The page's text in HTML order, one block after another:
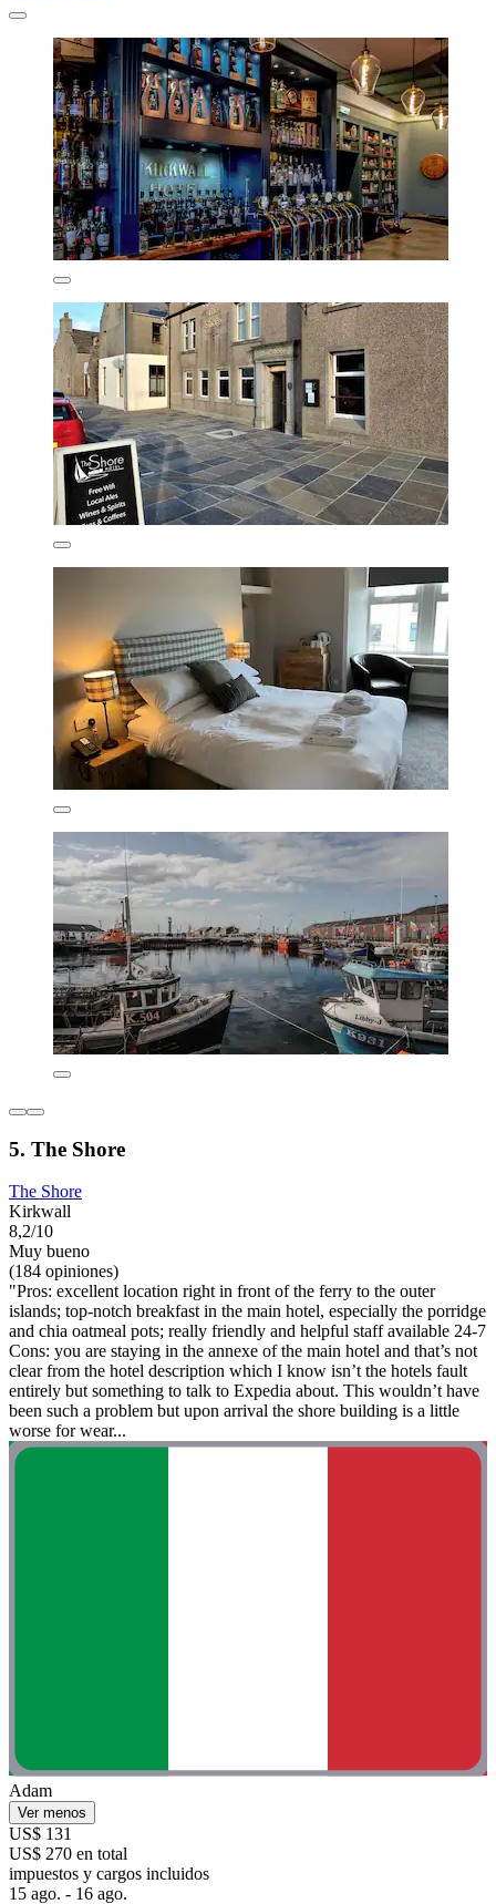
5. The Shore
The Shore
Kirkwall
8,2/10
Muy bueno
(184 opiniones)
"Pros: excellent location right in front of the ferry to the outer
islands; top-notch breakfast in the main hotel, especially the porridge
and chia oatmeal pots; really friendly and helpful staff available 24-7
Cons: you are staying in the annexe of the main hotel and that’s not
clear from the hotel description which I know isn’t the hotels fault
entirely but something to talk to Expedia about. This wouldn’t have
been such a problem but upon arrival the shore building is a little
worse for wear...
Adam
Ver menos
US$ 131
US$ 270 en total
impuestos y cargos incluidos
15 ago. - 16 ago.